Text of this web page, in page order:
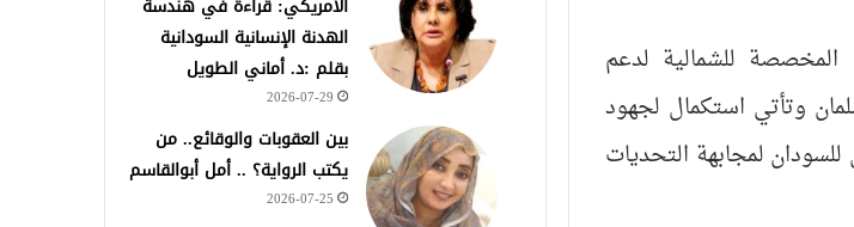
المخصصة للشمالية لدعم
وتأتي استكمال لجهود
لمجابهة التحديات
الأمريكي: قراءة في هندسة
الهدنة الإنسانية السودانية
بقلم :د. أماني الطويل
2026-07-29
بين العقوبات والوقائع.. من
يكتب الرواية؟ .. أمل أبوالقاسم
2026-07-25